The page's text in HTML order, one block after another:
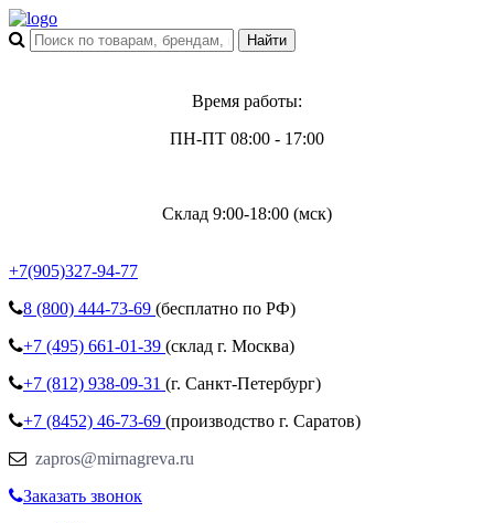
Время работы:
ПН-ПТ 08:00 - 17:00
Склад 9:00-18:00 (мск)
+7(905)327-94-77
8 (800) 444-73-69 (бесплатно по РФ)
+7 (495) 661-01-39 (склад г. Москва)
+7 (812) 938-09-31 (г. Санкт-Петербург)
+7 (8452) 46-73-69 (производство г. Саратов)
zapros@mirnagreva.ru
Заказать звонок